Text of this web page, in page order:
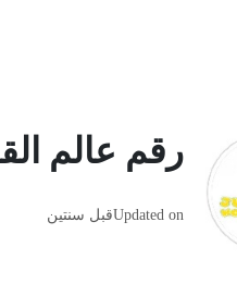
رقم عالم
Updated onقبل سنتين